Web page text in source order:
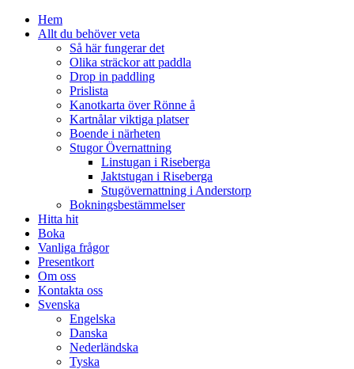
Hem
Allt du behöver veta
Så här fungerar det
Olika sträckor att paddla
Drop in paddling
Prislista
Kanotkarta över Rönne å
Kartnålar viktiga platser
Boende i närheten
Stugor Övernattning
Linstugan i Riseberga
Jaktstugan i Riseberga
Stugövernattning i Anderstorp
Bokningsbestämmelser
Hitta hit
Boka
Vanliga frågor
Presentkort
Om oss
Kontakta oss
Svenska
Engelska
Danska
Nederländska
Tyska